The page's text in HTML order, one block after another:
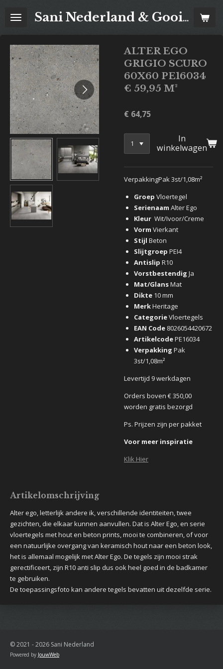
direct
hoofdinhoud
Sani Nederland & Goois Tegelhuis
ALTER EGO
GRIGIO SCURO
60X60 PE16034
€ 59,95 M²
€ 64,75
In
winkelwagen
VerpakkingPak 3st/1,08m²
Groep Vloertegel
Serienaam Alter Ego
Kleur Wit/Ivoor/Creme
Vorm Vierkant
Stijl Beton
Slijtgroep PEI4
Antislip R10
Vorstbestendig Ja
Mat/GlansMat
Dikte 10 mm
MerkHeritage
CategorieVloertegels
EAN Code 8026054420672
ArtikelcodePE16034
Verpakking Pak
3st/1,08m²
Levertijd 9 werkdagen
Orders boven € 350,00
worden gratis bezorgd
Ps. Prijzen zijn per pakket
Voor meer inspiratie
Klik Hier
Artikelomschrijving
Alter ego, letterlijk andere ik, verschillende identiteiten, twee
gezichten, die elkaar kunnen aanvullen. Dat is Alter Ego, en serie
vloertegels met hout en beton prints, mooi te combineren, of voor
een natuurlijke overgang van keramisch hout naar een beton look,
het is allemaal mogelijk met Alter Ego. De tegels zijn mooi strak
gerectificeert, zijn R10 anti slip dus ook heel goed in de badkamer
te gebruiken.
De toepassingsfoto kan andere tegels bevatten uit dezelfde serie.
© 2021 - 2026 Sani Nederland
Powered by JouwWeb